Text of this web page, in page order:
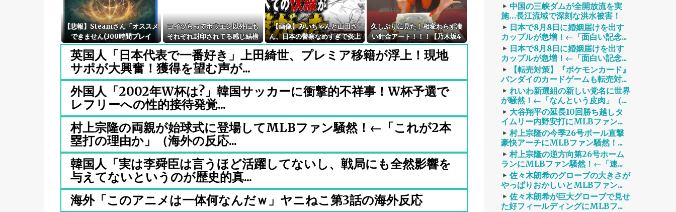
【悲報】Steamさん「オススメ
できません(300時間プレイ
済)」←こういうレビューｗｗｗ
ｗ
コイツらってホウエン以外にも
それぞれ封印されてる感じ結構
量産されてたのかな
【画像】みいちゃんと山田さ
ん、日本の警察なめすぎで炎上
ｗｗｗｗwｗｗｗｗｗｗｗｗｗ
久しぶりに見た！相変わらず凄
い針金アート！！！【乃木坂4
6】
英国人「日本代表で一番好き」上田綺世、プレミア移籍が浮上！現地
サポが大興奮！獲得を望む声が...
外国人「2002年W杯は?」韓国サッカーに衝撃的不祥事！W杯予選で
レフリーへの性的接待発覚...
村上宗隆の両親が始球式に登場してMLBファン騒然！←「これが2本
塁打の理由か」（海外の反応...
韓国人「実は李舜臣は言うほど活躍してないし、戦局にも全然影響を
与えてないというのが歴史的真...
海外「このアニメは一体何なんだｗ」ヤニねこ第3話の海外反応
中国の三峡ダムが全開放流を実
施…長江流域で深刻な洪水被害！
日本で8月8日に婚姻届けを出す
カップルが急増！←「面白い記念...
日本で8月8日に婚姻届けを出す
カップルが急増！←「面白い記念...
【転売対策】『ポケモンカード』
バンダイのカードゲームも転売対...
れいわ新選組の新しい党名に世界
が騒然！←「なんという皮肉」（...
大谷翔平の延長10回勝ち越しタ
イムリー内野安打にMLBファン...
村上宗隆の今季26号ポール直撃
豪快アーチにMLBファン騒然！...
村上宗隆の逆方向第26号ホーム
ランにMLBファン騒然！←「速...
佐々木朗希のグローブの大きさが
やっぱりおかしいとMLBファン...
佐々木朗希が巨大グローブで見せ
た好フィールディングにMLBフ...